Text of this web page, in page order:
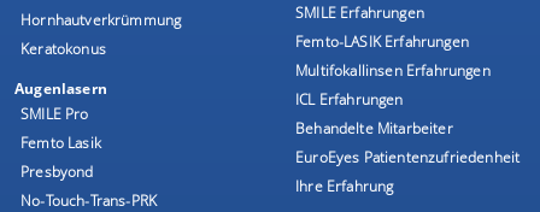
Hornhautverkrümmung
Keratokonus
Augenlasern
SMILE Pro
Femto Lasik
Presbyond
No-Touch-Trans-PRK
SMILE Erfahrungen
Femto-LASIK Erfahrungen
Multifokallinsen Erfahrungen
ICL Erfahrungen
Behandelte Mitarbeiter
EuroEyes Patientenzufriedenheit
Ihre Erfahrung